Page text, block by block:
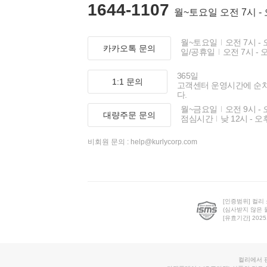
1644-1107 월~토요일 오전 7시 -
카카오톡 문의
월~토요일
오전 7시 -
일/공휴일
오전 7시 -
1:1 문의
365일
고객센터 운영시간에 순
다.
대량주문 문의
월~금요일
오전 9시 -
점심시간
낮 12시 - 오
비회원 문의 : help@kurlycorp.com
[인증범위] 컬리
(심사받지 않은
[유효기간]
컬리에서